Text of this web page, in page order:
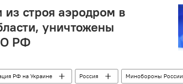
строя аэродром в
уничтожены
РФ
РФ на Украине Россия
Минобороны России